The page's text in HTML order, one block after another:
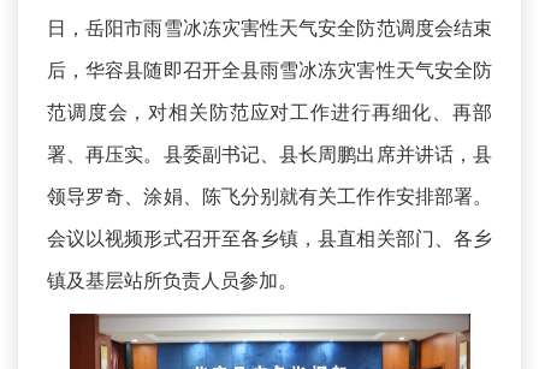
日，岳阳市雨雪冰冻灾害性天气安全防范调度会结束
后，华容县随即召开全县雨雪冰冻灾害性天气安全防
范调度会，对相关防范应对工作进行再细化、再部
署、再压实。县委副书记、县长周鹏出席并讲话，县
领导罗奇、涂娟、陈飞分别就有关工作作安排部署。
会议以视频形式召开至各乡镇，县直相关部门、各乡
镇及基层站所负责人员参加。